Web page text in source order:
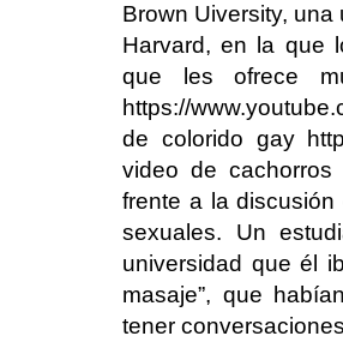
Brown Uiversity,
Harvard, en la que
que les ofrece
https://
de colorido gay
video de
frente a la
sexuales. Un
universidad que él
masaje”, que
tener